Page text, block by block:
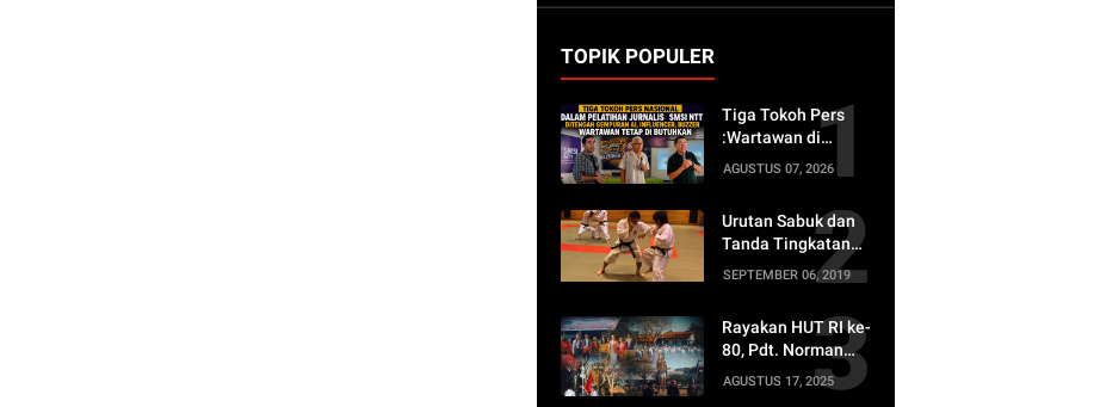
TOPIK POPULER
Tiga Tokoh Pers
:Wartawan di
Tengah Gempuran
AI, Influencer, dan
Buzzer Tetap di
Butuhkan
AGUSTUS 07, 2026
Urutan Sabuk dan
Tanda Tingkatan
Shorinji Kempo
SEPTEMBER 06, 2019
Rayakan HUT RI ke-
80, Pdt. Norman
Nenohai Tekankan
Peningkatan Mutu
AGUSTUS 17, 2025